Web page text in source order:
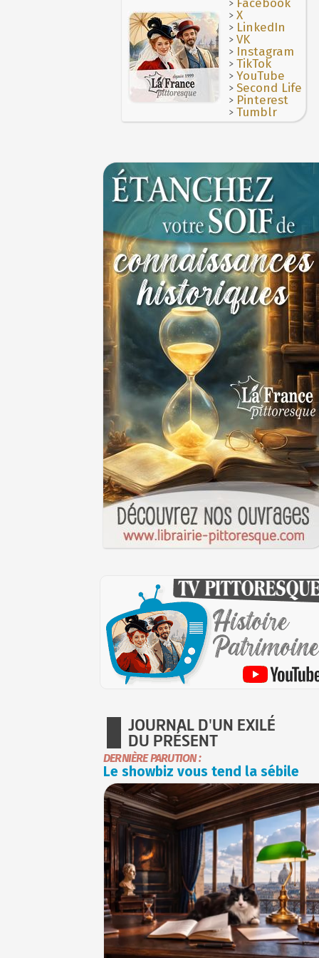
JOURNAL D'UN EXILÉ
DU PRÉSENT
DERNIÈRE PARUTION :
Le showbiz vous tend la sébile
4 juillet 1465 : ordonnance imposant la
lanternes dans les rues 4 JUILLET
Voir la lune à gauche 3 JUILLET
3 juillet 987 : Hugues Capet est couronné
des Francs à Noyon 3 JUILLET
Facebook
>X
> LinkedIn
>VK
> Instagram
>TikTok
>YouTube
>Second Life
> Pinterest
>Tumblr